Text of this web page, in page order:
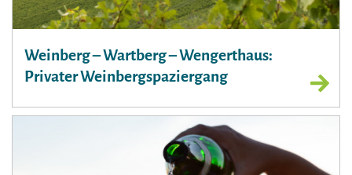
Weinberg – Wartberg – Wengerthaus:
Privater Weinbergspaziergang